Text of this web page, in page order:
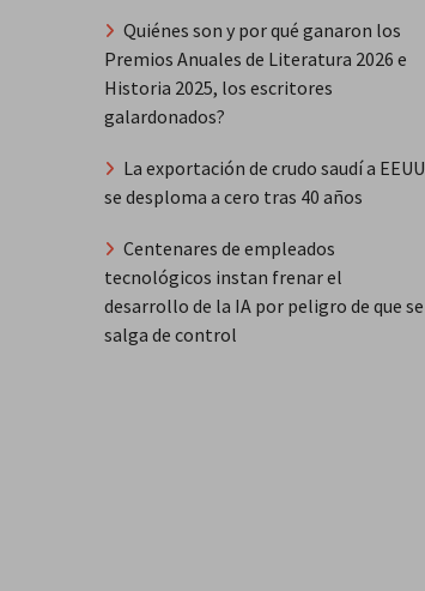
Quiénes son y por qué ganaron los
Premios Anuales de Literatura 2026 e
Historia 2025, los escritores
galardonados?
La exportación de crudo saudí a EEUU
se desploma a cero tras 40 años
Centenares de empleados
tecnológicos instan frenar el
desarrollo de la IA por peligro de que se
salga de control